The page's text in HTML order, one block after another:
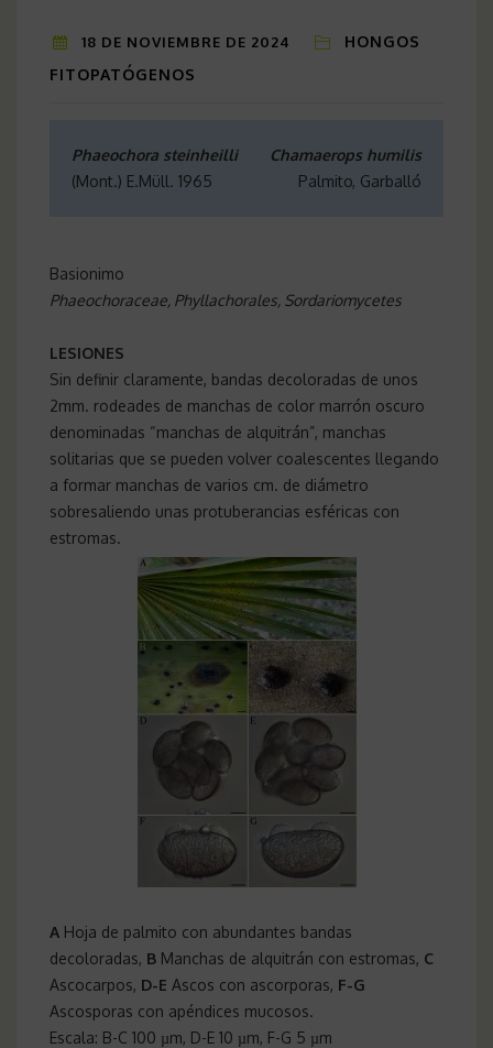
18 DE NOVIEMBRE DE 2024
HONGOS
FITOPATÓGENOS
Phaeochora steinheilli
Chamaerops humilis
(Mont.) E.Müll. 1965
Palmito, Garballó
Basionimo
Phaeochoraceae, Phyllachorales, Sordariomycetes
LESIONES
Sin definir claramente, bandas decoloradas de unos
2mm. rodeades de manchas de color marrón oscuro
denominadas “manchas de alquitrán”, manchas
solitarias que se pueden volver coalescentes llegando
a formar manchas de varios cm. de diámetro
sobresaliendo unas protuberancias esféricas con
estromas.
A Hoja de palmito con abundantes bandas
decoloradas, B Manchas de alquitrán con estromas, C
Ascocarpos, D-E Ascos con ascorporas, F-G
Ascosporas con apéndices mucosos.
Escala: B-C 100 µm, D-E 10 µm, F-G 5 µm